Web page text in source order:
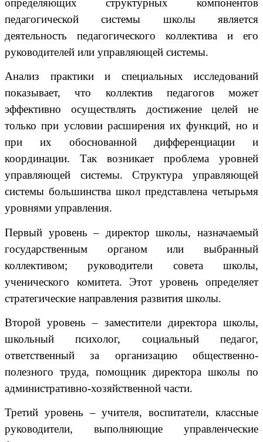
определяющих структурных компонентов
педагогической системы школы является
деятельность педагогического коллектива и его
руководителей или управляющей системы.
Анализ практики и специальных исследований
показывает, что коллектив педагогов может
эффективно осуществлять достижение целей не
только при условии расширения их функций, но и
при их обоснованной дифференциации и
координации. Так возникает проблема уровней
управляющей системы. Структура управляющей
системы большинства школ представлена четырьмя
уровнями управления.
Первый уровень – директор школы, назначаемый
государственным органом или выбранный
коллективом; руководители совета школы,
ученического комитета. Этот уровень определяет
стратегические направления развития школы.
Второй уровень – заместители директора школы,
школьный психолог, социальный педагог,
ответственный за организацию общественно-
полезного труда, помощник директора школы по
административно-хозяйственной части.
Третий уровень – учителя, воспитатели, классные
руководители, выполняющие управленческие